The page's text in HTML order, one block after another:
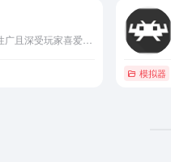
模拟器